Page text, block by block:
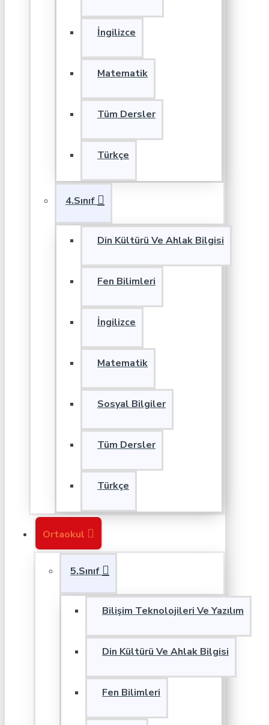
İngilizce
Matematik
Tüm Dersler
Türkçe
4.Sınıf
Din Kültürü Ve Ahlak Bilgisi
Fen Bilimleri
İngilizce
Matematik
Sosyal Bilgiler
Tüm Dersler
Türkçe
Ortaokul
5.Sınıf
Bilişim Teknolojileri Ve Yazılım
Din Kültürü Ve Ahlak Bilgisi
Fen Bilimleri